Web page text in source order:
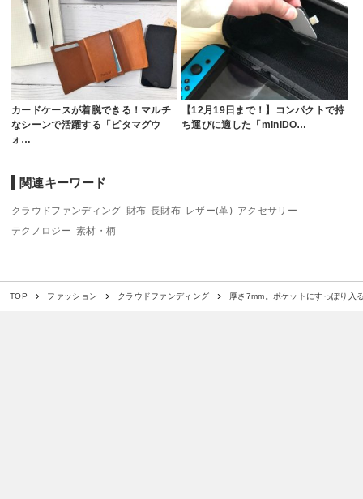
カードケースが着脱できる！マルチ
なシーンで活躍する「ピタマグウ
ォ…
【12月19日まで！】コンパクトで持
ち運びに適した「miniDO…
関連キーワード
クラウドファンディング 財布 長財布 レザー(革) アクセサリー
テクノロジー 素材・柄
TOP ファッション クラウドファンディング 厚さ7mm。ポケットにすっぽり入